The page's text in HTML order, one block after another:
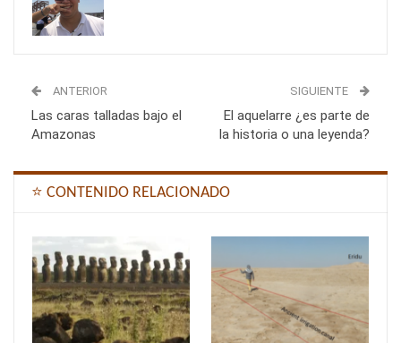
ANTERIOR
Las caras talladas bajo el
Amazonas
SIGUIENTE
El aquelarre ¿es parte de
la historia o una leyenda?
⭐ CONTENIDO RELACIONADO